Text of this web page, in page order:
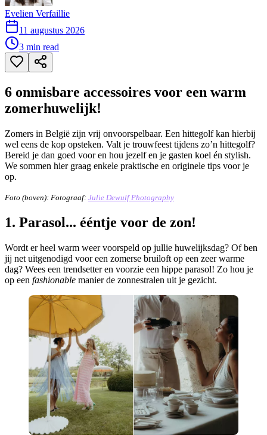
Evelien Verfaillie
11 augustus 2026
3 min read
6 onmisbare accessoires voor een warm
zomerhuwelijk!
Zomers in België zijn vrij onvoorspelbaar. Een hittegolf kan hierbij
wel eens de kop opsteken. Valt je trouwfeest tijdens zo’n hittegolf?
Bereid je dan goed voor en hou jezelf en je gasten koel én stylish.
We sommen hier graag enkele praktische en originele tips voor je
op.
Foto (boven): Fotograaf: Julie Dewulf Photography
1. Parasol... ééntje voor de zon!
Wordt er heel warm weer voorspeld op jullie huwelijksdag? Of ben
jij net uitgenodigd voor een zomerse bruiloft op een zeer warme
dag? Wees een trendsetter en voorzie een hippe parasol! Zo hou je
op een fashionable manier de zonnestralen uit je gezicht.